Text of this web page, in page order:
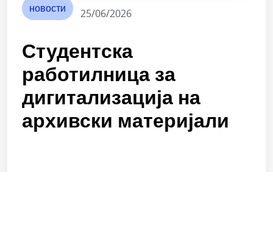
новости 25/06/2026
Студентска
работилница за
дигитализација на
архивски материјали